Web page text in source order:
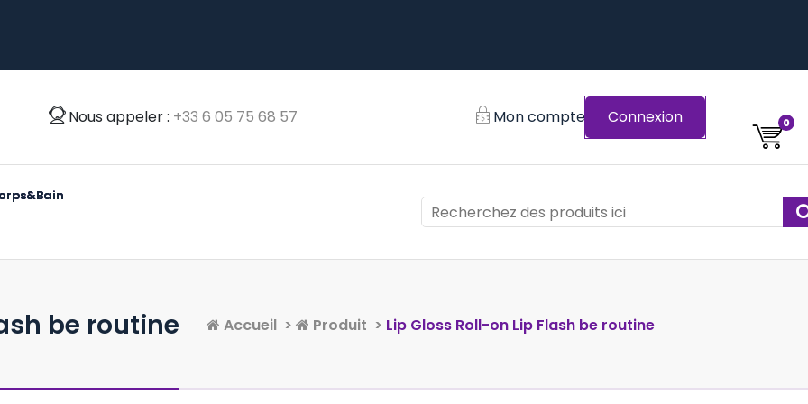
Nous appeler : ‭+33 6 05 75 68 57‬ Mon compte Connexion
orps&Bain
0
be routine Accueil > Produit > Lip Gloss Roll-on Lip Flash be routine